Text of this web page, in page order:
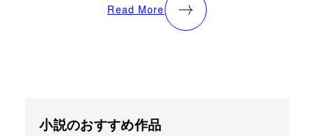
Read More
小説のおすすめ作品